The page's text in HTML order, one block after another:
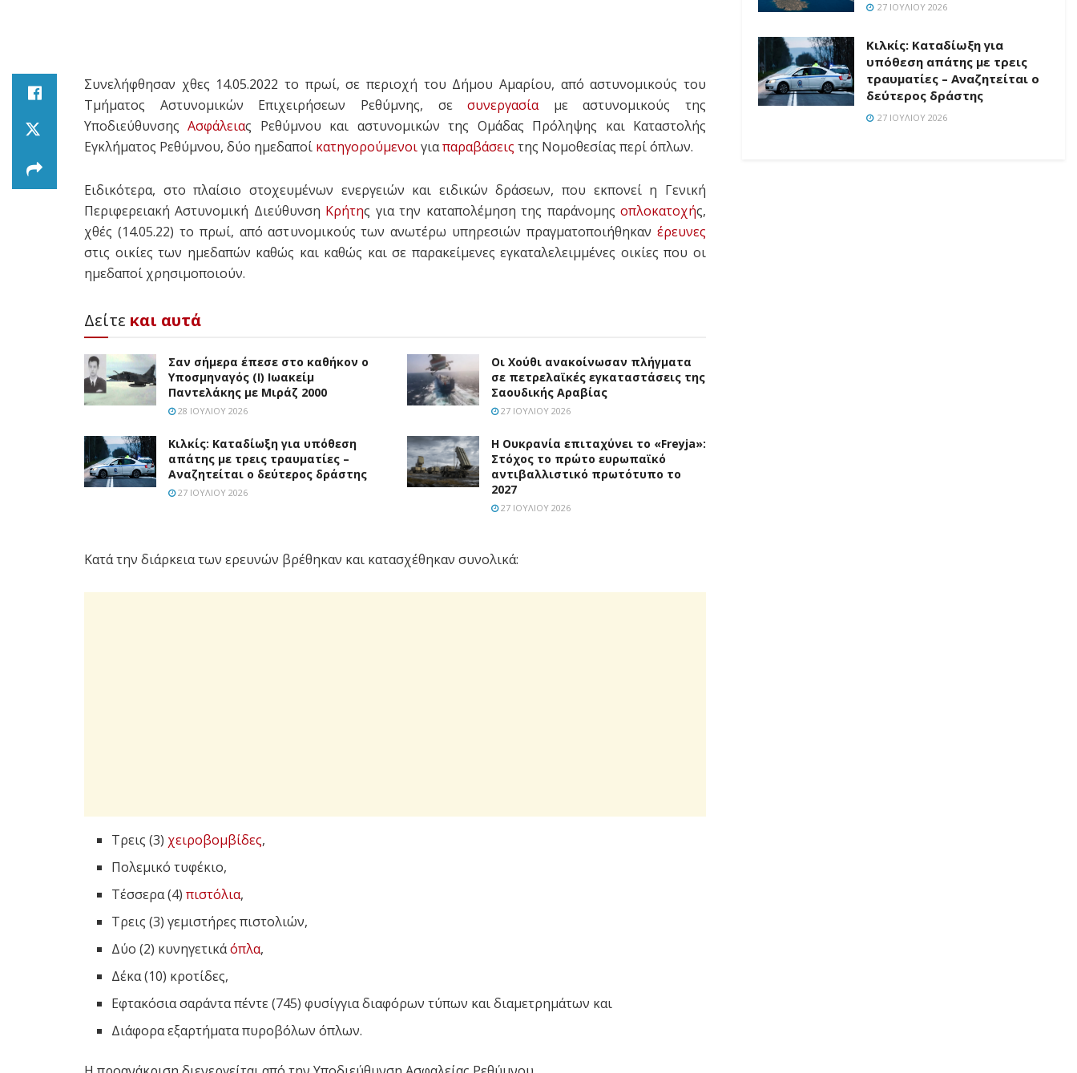
Συνελήφθησαν χθες 14.05.2022 το πρωί, σε περιοχή του Δήμου Αμαρίου, από αστυνομικούς του
Τμήματος Αστυνομικών Επιχειρήσεων Ρεθύμνης, σεσυνεργασίαμε αστυνομικούς της
ΥποδιεύθυνσηςΑσφάλειας Ρεθύμνου και αστυνομικών της Ομάδας Πρόληψης και Καταστολής
Εγκλήματος Ρεθύμνου, δύο ημεδαποί κατηγορούμενοιγιαπαραβάσεις της Νομοθεσίας περί όπλων.
Ειδικότερα, στο πλαίσιο στοχευμένων ενεργειών και ειδικών δράσεων, που εκπονεί η Γενική
Περιφερειακή Αστυνομική Διεύθυνση Κρήτης για την καταπολέμηση της παράνομηςοπλοκατοχής,
χθές (14.05.22) το πρωί, από αστυνομικούς των ανωτέρω υπηρεσιών πραγματοποιήθηκαν έρευνες
στις οικίες των ημεδαπών καθώς και καθώς και σε παρακείμενες εγκαταλελειμμένες οικίες που οι
ημεδαποί χρησιμοποιούν.
Δείτε και αυτά
Σαν σήμερα έπεσε στο καθήκον ο
Υποσμηναγός (Ι) Ιωακείμ
Παντελάκης με Μιράζ 2000
28 ΙΟΥΛΊΟΥ 2026
Οι Χούθι ανακοίνωσαν πλήγματα
σε πετρελαϊκές εγκαταστάσεις της
Σαουδικής Αραβίας
27 ΙΟΥΛΊΟΥ 2026
Κιλκίς: Καταδίωξη για υπόθεση
απάτης με τρεις τραυματίες –
Αναζητείται ο δεύτερος δράστης
27 ΙΟΥΛΊΟΥ 2026
Η Ουκρανία επιταχύνει το «Freyja»:
Στόχος το πρώτο ευρωπαϊκό
αντιβαλλιστικό πρωτότυπο το
2027
27 ΙΟΥΛΊΟΥ 2026
Κατά την διάρκεια των ερευνών βρέθηκαν και κατασχέθηκαν συνολικά:
Τρεις (3) χειροβομβίδες,
Πολεμικό τυφέκιο,
Τέσσερα (4)πιστόλια,
Τρεις (3) γεμιστήρες πιστολιών,
Δύο (2) κυνηγετικάόπλα,
Δέκα (10) κροτίδες,
Εφτακόσια σαράντα πέντε (745) φυσίγγια διαφόρων τύπων και διαμετρημάτων και
Διάφορα εξαρτήματα πυροβόλων όπλων.
27 ΙΟΥΛΊΟΥ 2026
Κιλκίς: Καταδίωξη για
υπόθεση απάτης με τρεις
τραυματίες – Αναζητείται ο
δεύτερος δράστης
27 ΙΟΥΛΊΟΥ 2026